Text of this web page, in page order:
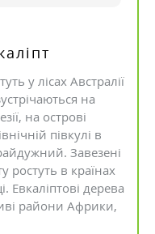
у лісах Австралії
на
на острові
півкулі в
Завезені
ростуть в країнах
Евкаліптові дерева
райони Африки,